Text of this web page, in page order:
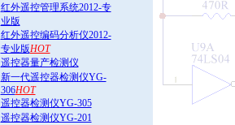
红外遥控管理系统2012-专
业版
红外遥控编码分析仪2012-
专业版HOT
遥控器量产检测仪
新一代遥控器检测仪YG-
306HOT
遥控器检测仪YG-305
遥控器检测仪YG-201